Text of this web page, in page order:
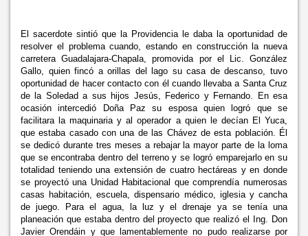
El sacerdote sintió que la Providencia le daba la oportunidad de
resolver el problema cuando, estando en construcción la nueva
carretera Guadalajara-Chapala, promovida por el Lic. González
Gallo, quien fincó a orillas del lago su casa de descanso, tuvo
oportunidad de hacer contacto con él cuando llevaba a Santa Cruz
de la Soledad a sus hijos Jesús, Federico y Fernando. En esa
ocasión intercedió Doña Paz su esposa quien logró que se
facilitara la maquinaria y al operador a quien le decían El Yuca,
que estaba casado con una de las Chávez de esta población. Él
se dedicó durante tres meses a rebajar la mayor parte de la loma
que se encontraba dentro del terreno y se logró emparejarlo en su
totalidad teniendo una extensión de cuatro hectáreas y en donde
se proyectó una Unidad Habitacional que comprendía numerosas
casas habitación, escuela, dispensario médico, iglesia y cancha
de juego. Para el agua, la luz y el drenaje ya se tenía una
planeación que estaba dentro del proyecto que realizó el Ing. Don
Javier Orendáin y que lamentablemente no pudo realizarse por